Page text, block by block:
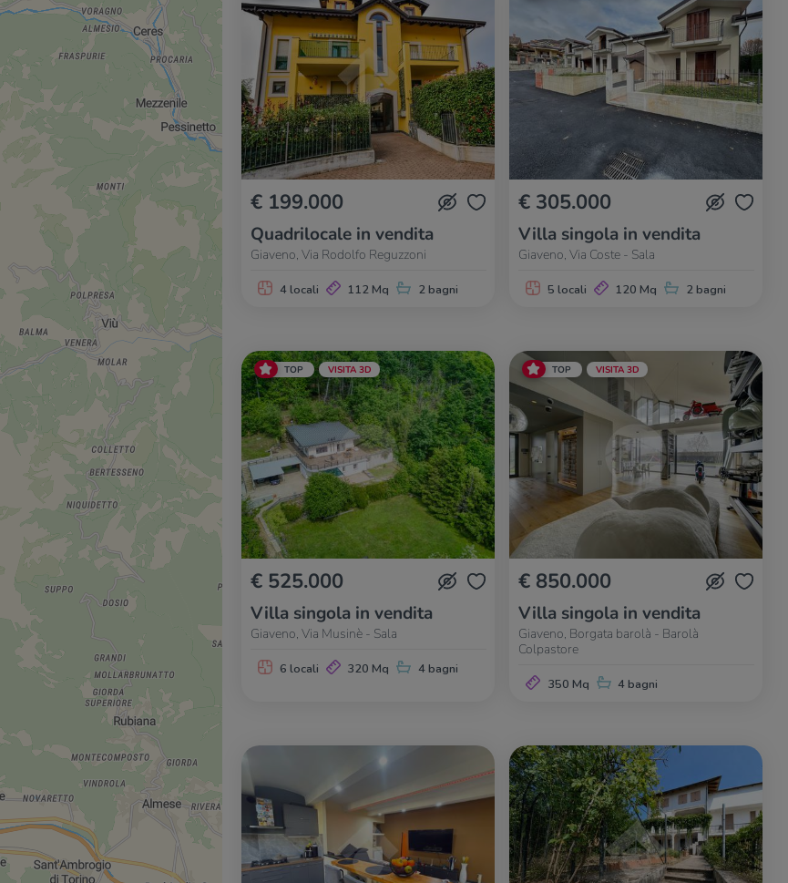
€ 199.000
Quadrilocale in vendita
Giaveno, Via Rodolfo Reguzzoni
4 locali 112 Mq 2 bagni
€ 305.000
Villa singola in vendita
Giaveno, Via Coste - Sala
5 locali 120 Mq 2 bagni
TOP VISITA 3D
€ 525.000
Villa singola in vendita
Giaveno, Via Musinè - Sala
6 locali 320 Mq 4 bagni
TOP VISITA 3D
€ 850.000
Villa singola in vendita
Giaveno, Borgata barolà - Barolà
Colpastore
350 Mq 4 bagni